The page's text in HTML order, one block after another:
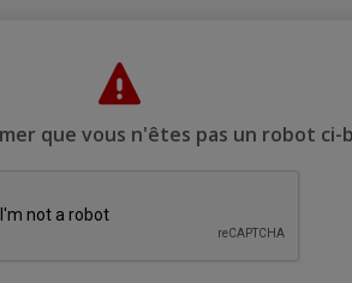
que vous n'êtes pas un robot ci-